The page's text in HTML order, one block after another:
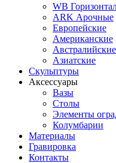
WB
ARK Арочные
Европейские
Американские
Австралийские
Азиатские
Скульптуры
Аксессуары
Вазы
Столы
Элементы
Колумбарии
Материалы
Гравировка
Контакты